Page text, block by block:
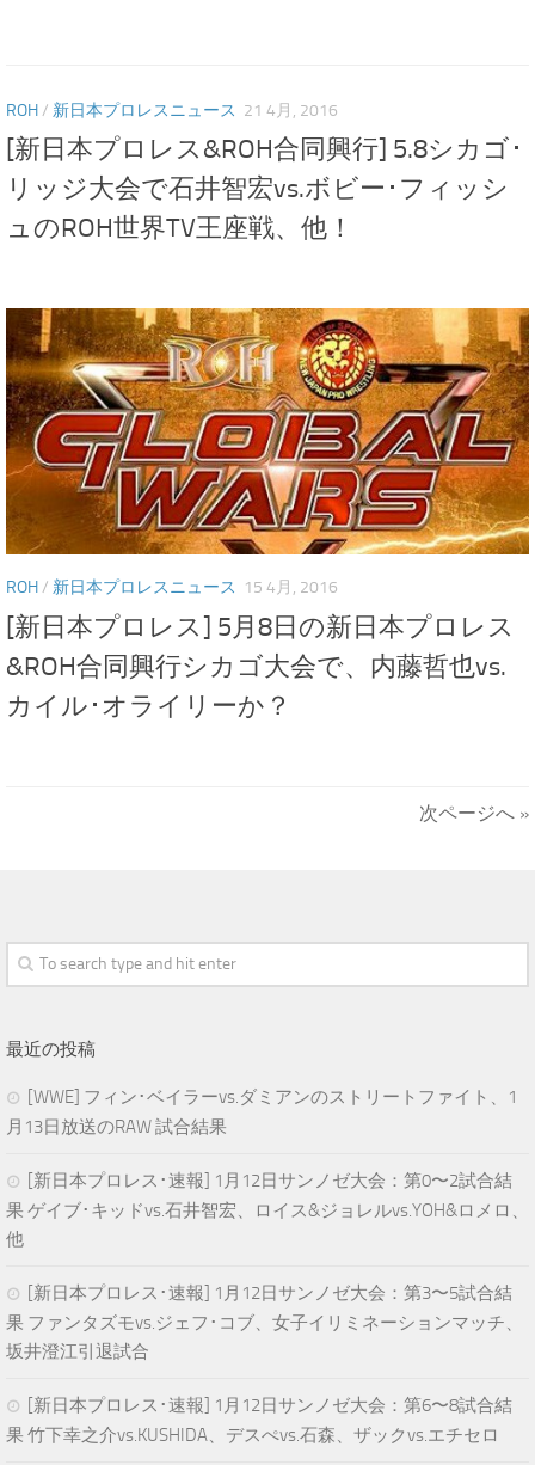
ROH/ 新日本プロレスニュース 21 4月, 2016
[新日本プロレス&ROH合同興行] 5.8シカゴ･
リッジ大会で石井智宏vs.ボビー･フィッシ
ュのROH世界TV王座戦、他！
ROH/ 新日本プロレスニュース 15 4月, 2016
[新日本プロレス] 5月8日の新日本プロレス
&ROH合同興行シカゴ大会で、内藤哲也vs.
カイル･オライリーか？
次ページへ »
最近の投稿
[WWE] フィン･ベイラーvs.ダミアンのストリートファイト、1
月13日放送のRAW 試合結果
[新日本プロレス･速報] 1月12日サンノゼ大会：第0〜2試合結
果 ゲイブ･キッドvs.石井智宏、ロイス&ジョレルvs.YOH&ロメロ、
他
[新日本プロレス･速報] 1月12日サンノゼ大会：第3〜5試合結
果 ファンタズモvs.ジェフ･コブ、女子イリミネーションマッチ、
坂井澄江引退試合
[新日本プロレス･速報] 1月12日サンノゼ大会：第6〜8試合結
果 竹下幸之介vs.KUSHIDA、デスぺvs.石森、ザックvs.エチセロ